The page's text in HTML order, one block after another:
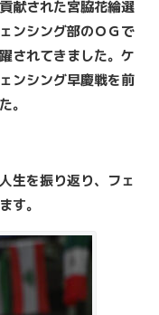
献された宮脇花綸選
ンシング部のＯＧで
されてきました。ケ
ンシング早慶戦を前
。
生を振り返り、フェ
す。